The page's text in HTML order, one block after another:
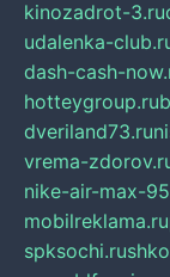
kinozadrot-3.ru
udalenka-
dash-cash-
hotteygroup.ru
dveriland73.ru
vrema-
nike-air-max-
mobilreklama.ru
spksochi.ru